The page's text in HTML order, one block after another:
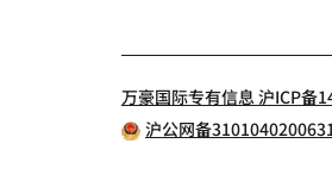
万豪国际专有信息 沪ICP备
沪公网备